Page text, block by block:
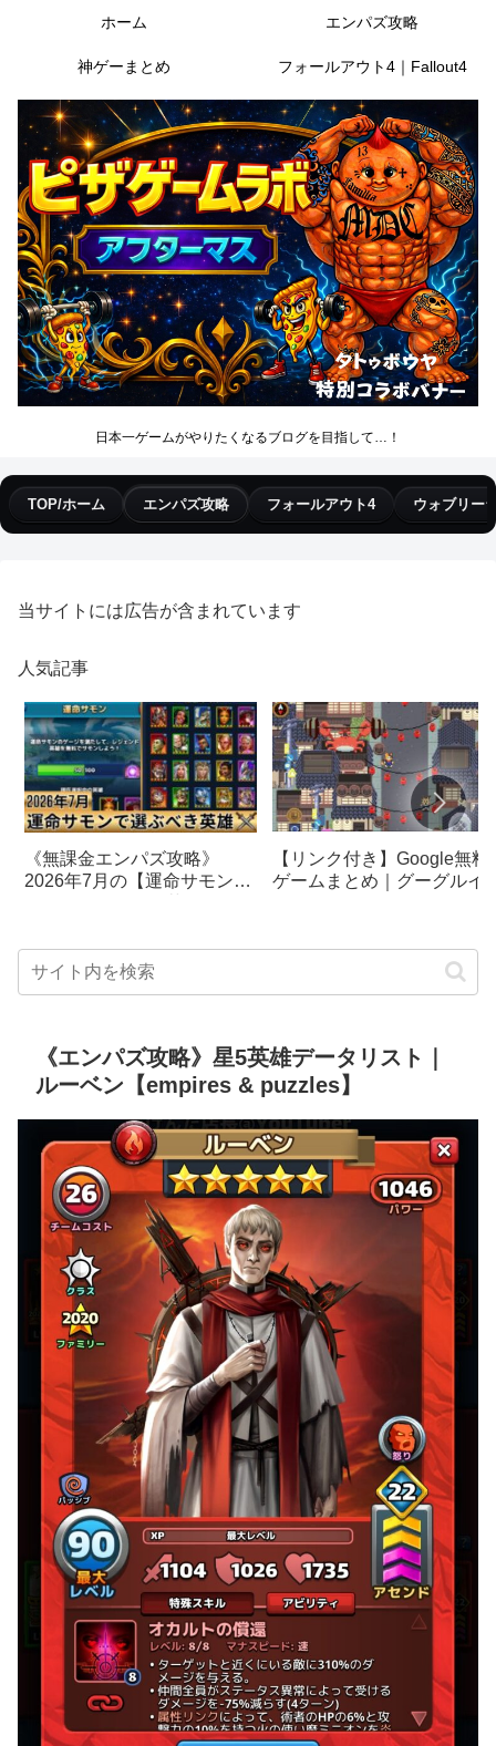
日本一ゲームがやりたくなるブログを目指して…！
ホーム エンパズ攻略
神ゲーまとめ フォールアウト4｜Fallout4
TOP/ホーム エンパズ攻略 フォールアウト4 ウォブリー
当サイトには広告が含まれています
人気記事
《無課金エンパズ攻略》
2026年7月の【運命サモン】
【リンク付き】Google無料
ゲームまとめ｜グーグルイ
クetc…
《エンパズ攻略》星5英雄データリスト｜
ルーベン【empires & puzzles】